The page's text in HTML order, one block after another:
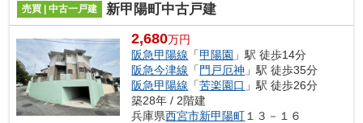
売買 | 中古一戸建 新甲陽町中古戸建
2,680万円
阪急甲陽線 「甲陽園 」駅 徒歩14分
阪急今津線 「 門戸厄神 」駅 徒歩35分
阪急甲陽線 「苦楽園口 」駅 徒歩26分
築28年 / 2階建
兵庫県西宮市新甲陽町 １３－１６